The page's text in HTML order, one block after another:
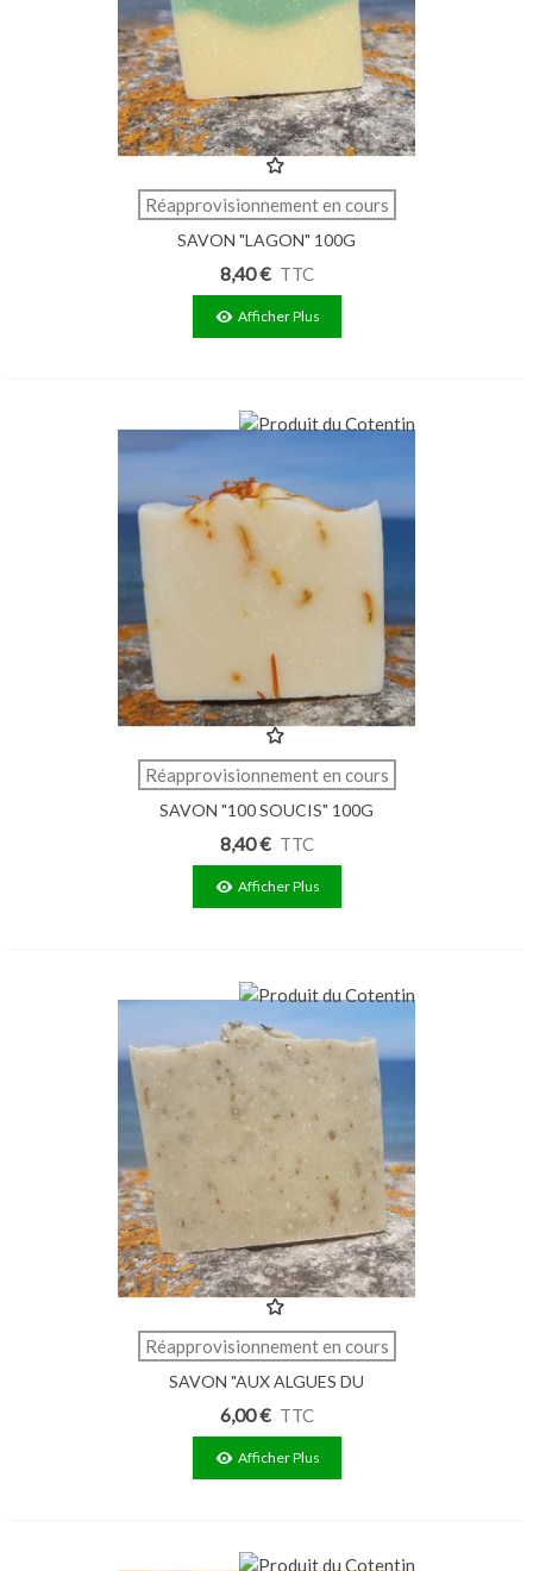
Réapprovisionnement en cours
SAVON "LAGON" 100G
8,40 € TTC
Afficher Plus
Réapprovisionnement en cours
SAVON "100 SOUCIS" 100G
8,40 € TTC
Afficher Plus
Réapprovisionnement en cours
SAVON "AUX ALGUES DU
COTENTIN" 60G
6,00 € TTC
Afficher Plus